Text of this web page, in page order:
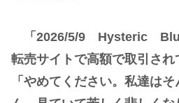
「2026/5/9 Hysteric
転売サイトで高額で取引され
「やめてください。私達は